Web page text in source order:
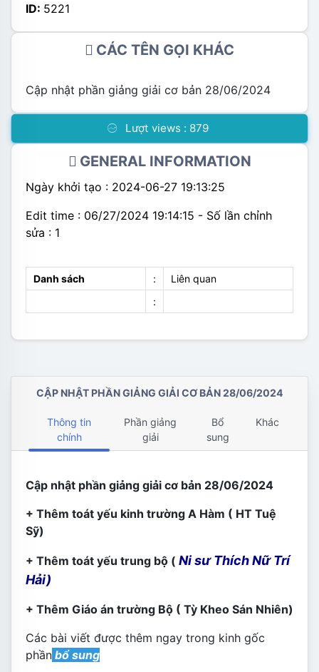
ID: 5221
CÁC TÊN GỌI KHÁC
Cập nhật phần giảng giải cơ bản 28/06/2024
Lượt views : 879
GENERAL INFORMATION
Ngày khởi tạo : 2024-06-27 19:13:25
Edit time : 06/27/2024 19:14:15 - Số lần chỉnh
sửa : 1
Danh sách :
Liên quan
:
CẬP NHẬT PHẦN GIẢNG GIẢI CƠ BẢN 28/06/2024
Thông tin
chính
Phần giảng
giải
Bổ
sung
Khác
Cập nhật phần giảng giải cơ bản 28/06/2024
+ Thêm toát yếu kinh trường A Hàm ( HT Tuệ
Sỹ)
+ Thêm toát yếu trung bộ ( Ni sư Thích Nữ Trí
Hải)
+ Thêm Giáo án trường Bộ ( Tỳ Kheo Sán Nhiên)
Các bài viết được thêm ngay trong kinh gốc
phần bổ sung